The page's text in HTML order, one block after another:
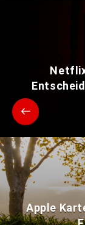
Apple